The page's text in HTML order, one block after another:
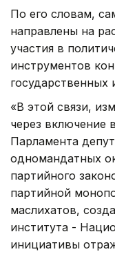
По его словам,
направлены на
участия в
инструментов
государственных
«В этой связи,
через включение
Парламента
одномандатных
партийного
партийной
маслихатов,
института -
инициативы